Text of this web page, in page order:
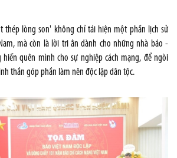
thép lòng son' không chỉ tái hiện một phần lịch sử
mà còn là lời tri ân dành cho những nhà báo -
hiến quên mình cho sự nghiệp cách mạng, để ngòi
thần góp phần làm nên độc lập dân tộc.